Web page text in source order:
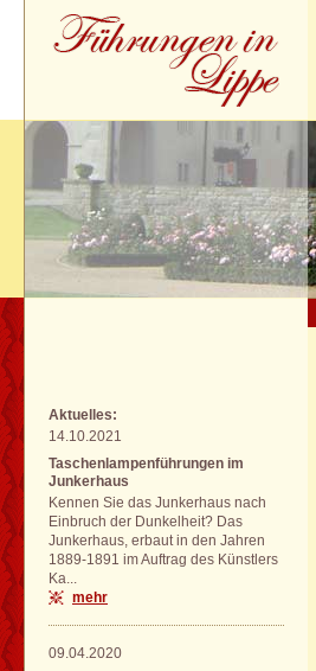
Aktuelles:
14.10.2021
Taschenlampenführungen im
Junkerhaus
Kennen Sie das Junkerhaus nach
Einbruch der Dunkelheit? Das
Junkerhaus, erbaut in den Jahren
1889-1891 im Auftrag des Künstlers
Ka...
mehr
09.04.2020